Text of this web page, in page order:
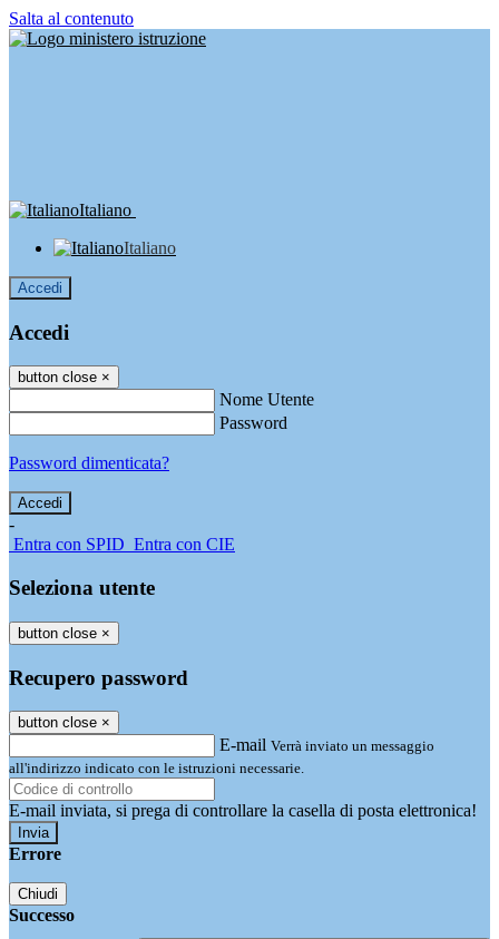
Salta al contenuto
Italiano
Italiano
Accedi
Accedi
button close ×
Nome Utente
Password
Password dimenticata?
-
Entra con SPID Entra con CIE
Seleziona utente
button close ×
Recupero password
button close ×
E-mail Verrà inviato un messaggio
all'indirizzo indicato con le istruzioni necessarie.
E-mail inviata, si prega di controllare la casella di posta elettronica!
Errore
Chiudi
Successo